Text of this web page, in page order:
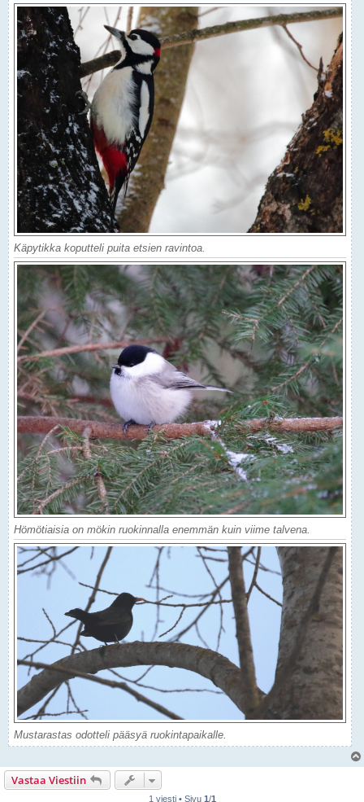
Käpytikka koputteli puita etsien ravintoa.
Hömötiaisia on mökin ruokinnalla enemmän kuin viime talvena.
Mustarastas odotteli pääsyä ruokintapaikalle.
Vastaa Viestiin
1 viesti • Sivu 1 /1